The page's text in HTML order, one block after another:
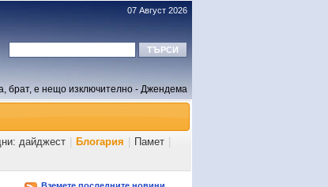
07 Август 2026
брат, е нещо изключително - Джендема
дайджест Блогария Памет